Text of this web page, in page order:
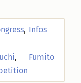
, Infos
, Fumito